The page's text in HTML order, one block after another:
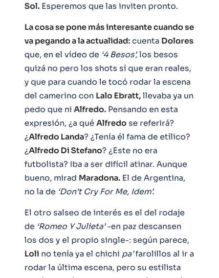
Sol. Esperemos que las inviten pronto.
La cosa se pone más interesante cuando se
va pegando a la actualidad:cuenta Dolores
que, en el vídeo de ‘4 Besos’,los besos
quizá no pero los shots sí que eran reales,
y que para cuando le tocó rodar la escena
del camerino con Lalo Ebratt,llevaba ya un
pedo que ni Alfredo. Pensando en esta
expresión, ¿a qué Alfredose referirá?
¿Alfredo Landa? ¿Tenía él fama de etílico?
¿Alfredo Di Stefano? ¿Este no era
futbolista? Iba a ser difícil atinar. Aunque
bueno, mirad Maradona. El de Argentina,
no la de ‘Don’t Cry For Me, Idem’.
El otro salseo de interés es el del rodaje
de ‘Romeo Y Julieta’-en paz descansen
los dos y el propio single-: según parece,
Loli no tenía ya el chichi pa’farolillos al ir a
rodar la última escena, pero su estilista